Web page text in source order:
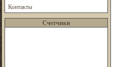
Контакты
Счетчики